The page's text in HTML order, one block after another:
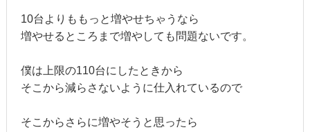
10台よりももっと増やせちゃうなら
増やせるところまで増やしても問題ないです。
僕は上限の110台にしたときから
そこから減らさないように仕入れているので
そこからさらに増やそうと思ったら